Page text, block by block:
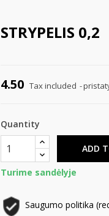
STRYPELIS 0,2
4.50 Tax included
Quantity
ADD
Turime sandėlyje
Saugumo politika